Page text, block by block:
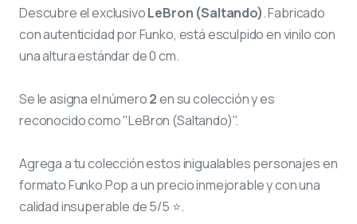
Descubre el exclusivoLeBron (Saltando). Fabricado
con autenticidad por Funko, está esculpido en vinilo con
una altura estándar de 0 cm.
Se le asigna el número2en su colección y es
reconocido como "LeBron (Saltando)".
Agrega a tu colección estos inigualables personajes en
formato Funko Pop a un precio inmejorable y con una
calidad insuperable de 5/5 ⭐.